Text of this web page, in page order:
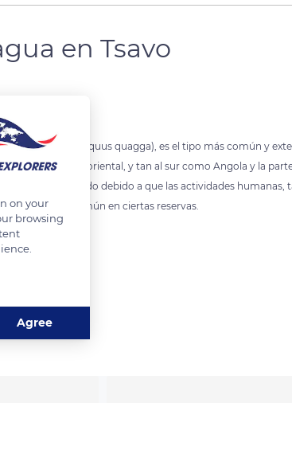
en Tsavo
común (Equus quagga), es el tipo más común y
lo largo del África oriental, y tan al sur como Angola y la
fue en el pasado debido a que las actividades humanas,
pero aún es común en ciertas reservas.
on your
browsing
Agree
your privacy settings, ensuring compliance